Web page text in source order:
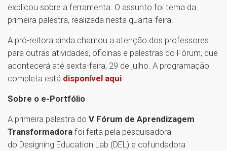
explicou sobre a ferramenta. O assunto foi tema da
primeira palestra, realizada nesta quarta-feira.
A pró-reitora ainda chamou a atenção dos professores
para outras atividades, oficinas e palestras do Fórum, que
acontecerá até sexta-feira, 29 de julho. A programação
completa está disponível aqui
Sobre o e-Portfólio
A primeira palestra do V Fórum de Aprendizagem
Transformadora foi feita pela pesquisadora
do Designing Education Lab (DEL) e cofundadora